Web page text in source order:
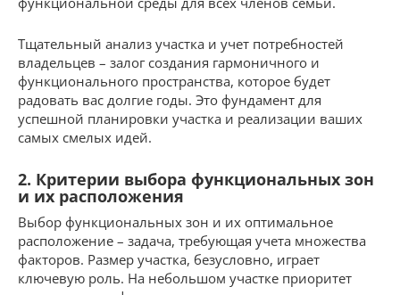
Тщательный анализ участка и учет потребностей
владельцев – залог создания гармоничного и
функционального пространства, которое будет
радовать вас долгие годы. Это фундамент для
успешной планировки участка и реализации ваших
самых смелых идей.
2. Критерии выбора функциональных зон
и их расположения
Выбор функциональных зон и их оптимальное
расположение – задача, требующая учета множества
факторов. Размер участка, безусловно, играет
ключевую роль. На небольшом участке приоритет